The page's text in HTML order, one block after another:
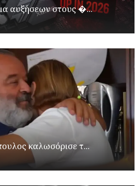
αυξήσεων στους �...
καλωσόρισε τ...